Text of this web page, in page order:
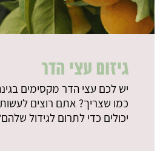
גיזום עצי הדר
יש לכם עצי הדר מקסימים
כמו שצריך? אתם רוצים
יכולים כדי לתרום לגידול